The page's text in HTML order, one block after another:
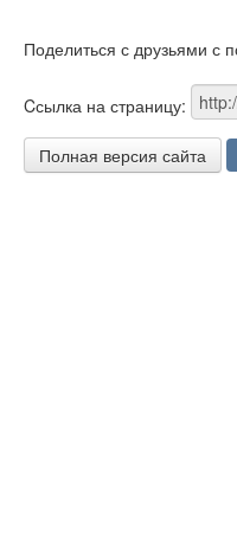
Поделиться с друзьями с
Cсылка на страницу:
Полная версия сайта